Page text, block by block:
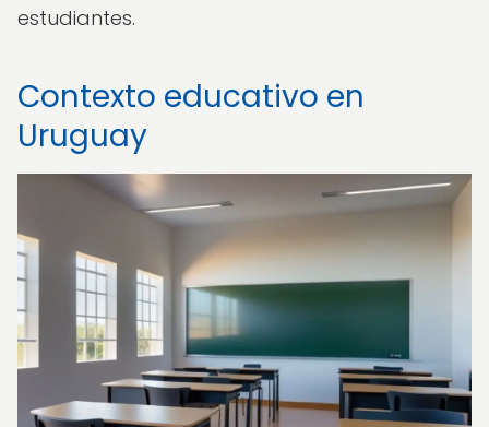
estudiantes.
Contexto educativo en
Uruguay